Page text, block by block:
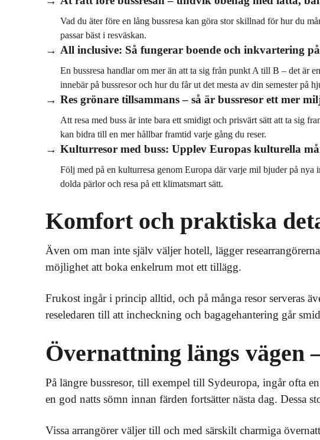
Vad du äter före en lång bussresa kan göra stor skillnad för hur du
passar bäst i resväskan.
All inclusive: Så fungerar boende och inkvartering
En bussresa handlar om mer än att ta sig från punkt A till B – det är
innebär på bussresor och hur du får ut det mesta av din semester på
Res grönare tillsammans – så är bussresor ett mer
Att resa med buss är inte bara ett smidigt och prisvärt sätt att ta sig
kan bidra till en mer hållbar framtid varje gång du reser.
Kulturresor med buss: Upplev Europas kulturella
Följ med på en kulturresa genom Europa där varje mil bjuder på
dolda pärlor och resa på ett klimatsmart sätt.
Komfort och praktiska
Även om man inte själv väljer hotell, lägger
möjlighet att boka enkelrum mot ett tillägg.
Frukost ingår i princip alltid, och på många resor serveras
reseledaren till att incheckning och bagagehantering går
Övernattning längs vägen
På längre bussresor, till exempel till Sydeuropa, ingår ofta
en god natts sömn innan färden fortsätter nästa dag. Dessa
Vissa arrangörer väljer till och med särskilt charmiga